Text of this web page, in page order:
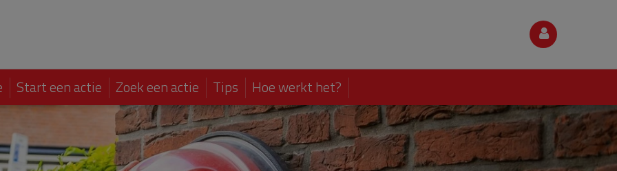
Start een actie Zoek een actie Tips Hoe werkt het?